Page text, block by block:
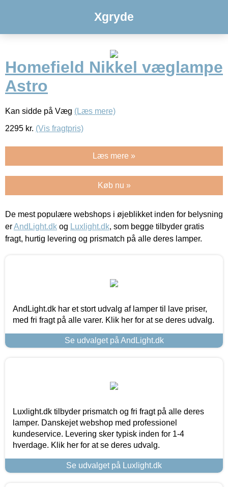
Xgryde
Homefield Nikkel væglampe
Astro
Kan sidde på Væg (Læs mere)
2295 kr. (Vis fragtpris)
Læs mere »
Køb nu »
De mest populære webshops i øjeblikket inden for belysning
erAndLight.dk og Luxlight.dk, som begge tilbyder gratis
fragt, hurtig levering og prismatch på alle deres lamper.
AndLight.dk har et stort udvalg af lamper til lave priser,
med fri fragt på alle varer. Klik her for at se deres udvalg.
Se udvalget på AndLight.dk
Luxlight.dk tilbyder prismatch og fri fragt på alle deres
lamper. Danskejet webshop med professionel
kundeservice. Levering sker typisk inden for 1-4
hverdage. Klik her for at se deres udvalg.
Se udvalget på Luxlight.dk